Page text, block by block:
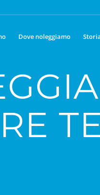
Dove noleggiamo